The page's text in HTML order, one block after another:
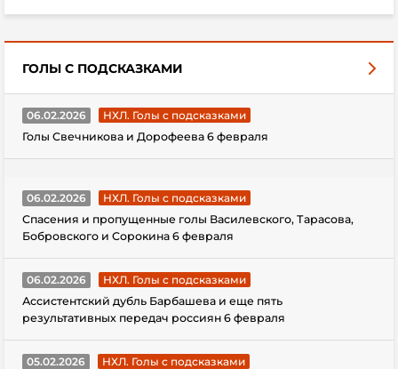
ГОЛЫ С ПОДСКАЗКАМИ
06.02.2026
НХЛ. Голы с подсказками
Голы Свечникова и Дорофеева 6 февраля
06.02.2026
НХЛ. Голы с подсказками
Спасения и пропущенные голы Василевского, Тарасова,
Бобровского и Сорокина 6 февраля
06.02.2026
НХЛ. Голы с подсказками
Ассистентский дубль Барбашева и еще пять
результативных передач россиян 6 февраля
05.02.2026
НХЛ. Голы с подсказками